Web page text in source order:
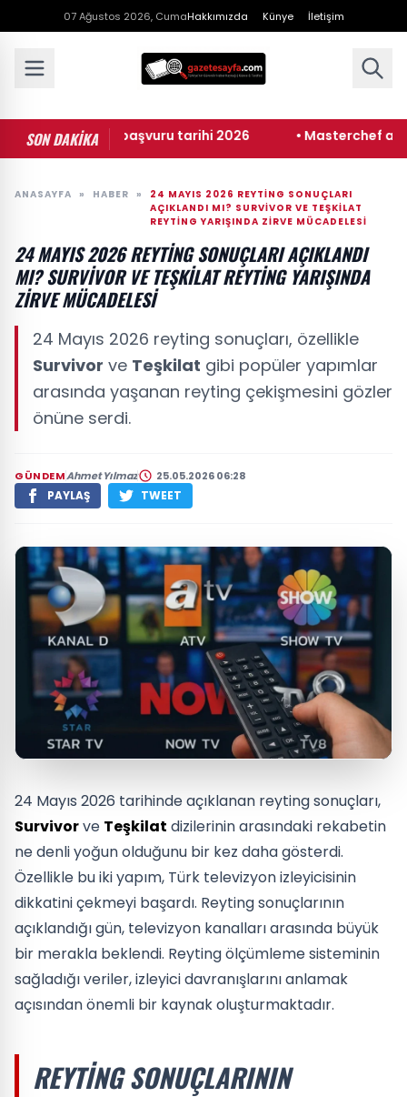
07 Ağustos 2026, CumaHakkımızda Künye İletişim
SON DAKİKA
burs ve yurt başvuru tarihi 2026 • Masterchef ana
ANASAYFA » HABER »
24 MAYIS 2026 REYTING SONUÇLARI
AÇIKLANDI MI? SURVIVOR VE TEŞKILAT
REYTING YARIŞINDA ZIRVE MÜCADELESI
24 MAYIS 2026 REYTING SONUÇLARI AÇIKLANDI
MI? SURVIVOR VE TEŞKILAT REYTING YARIŞINDA
ZIRVE MÜCADELESI
24 Mayıs 2026 reyting sonuçları, özellikle
Survivor ve Teşkilat gibi popüler yapımlar
arasında yaşanan reyting çekişmesini gözler
önüne serdi.
GÜNDEMAhmet Yılmaz 25.05.2026 06:28
PAYLAŞ TWEET
24 Mayıs 2026 tarihinde açıklanan reyting sonuçları,
Survivorve Teşkilat dizilerinin arasındaki rekabetin
ne denli yoğun olduğunu bir kez daha gösterdi.
Özellikle bu iki yapım, Türk televizyon izleyicisinin
dikkatini çekmeyi başardı. Reyting sonuçlarının
açıklandığı gün, televizyon kanalları arasında büyük
bir merakla beklendi. Reyting ölçümleme sisteminin
sağladığı veriler, izleyici davranışlarını anlamak
açısından önemli bir kaynak oluşturmaktadır.
REYTING SONUÇLARININ